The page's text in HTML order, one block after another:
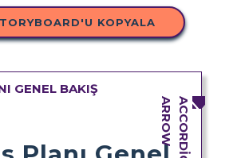
KOPYALA
GENEL BAKIŞ